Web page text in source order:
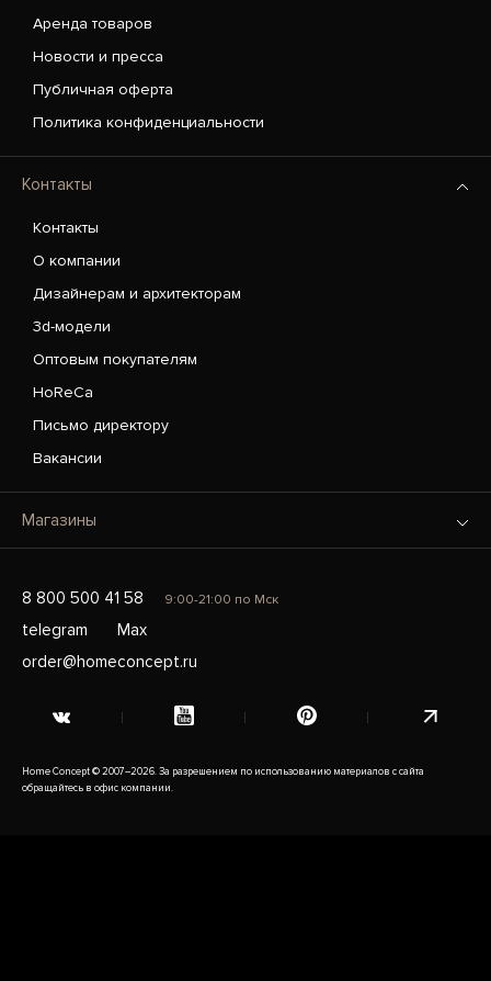
Аренда товаров
Новости и пресса
Публичная оферта
Политика конфиденциальности
Контакты
Контакты
О компании
Дизайнерам и архитекторам
3d-модели
Оптовым покупателям
HoReCa
Письмо директору
Вакансии
Магазины
8 800 500 41 58 9:00-21:00 по Мск
telegram
Max
order@homeconcept.ru
Home Concept © 2007–2026. За разрешением по использованию материалов с сайта
обращайтесь в офис компании.